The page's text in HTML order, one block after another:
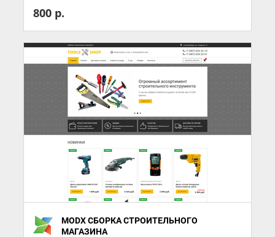
800 р.
MODX СБОРКА СТРОИТЕЛЬНОГО
МАГАЗИНА